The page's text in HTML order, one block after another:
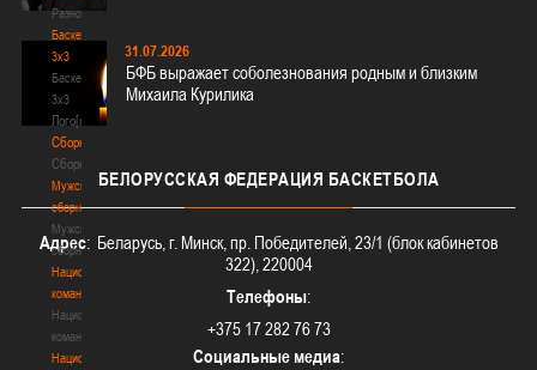
Разное
Баскетбол
3х3
Баскетбол
3х3
Лого[modid=121]
Сборные
Сборные
Мужские
сборные
Мужские
сборные
Национальная
команда
Национальная
команда
Национальная
31.07.2026
БФБ выражает соболезнования родным и близким
Михаила Курилика
БЕЛОРУССКАЯ ФЕДЕРАЦИЯ БАСКЕТБОЛА
Адрес: Беларусь, г. Минск, пр. Победителей, 23/1 (блок кабинетов
322), 220004
Телефоны:
+375 17 282 76 73
Социальные медиа: